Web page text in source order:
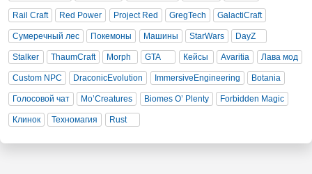
Rail Craft Red Power Project Red GregTech GalactiCraft
Сумеречный лес Покемоны Машины StarWars DayZ
Stalker ThaumCraft Morph GTA Кейсы Avaritia Лава мод
Custom NPC DraconicEvolution ImmersiveEngineering Botania
Голосовой чат Mo’Creatures Biomes O’ Plenty Forbidden Magic
Клинок Техномагия Rust